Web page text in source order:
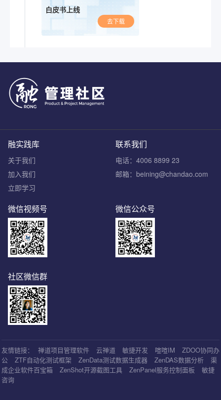
白皮书上线
去下载
联系我们
电话：4006 8899 23
邮箱：beining@chandao.com
融实践库
关于我们
加入我们
立即学习
微信公众号
微信视频号
社区微信群
友情链接： 禅道项目管理软件 云禅道 敏捷开发 喧喧IM
ZDOO协同办
公
ZTF自动化测试框架 ZenData测试数据生成器 ZenDAS数据分析
渠
成企业软件百宝箱
ZenShot开源截图工具 ZenPanel服务控制面板
敏捷
咨询